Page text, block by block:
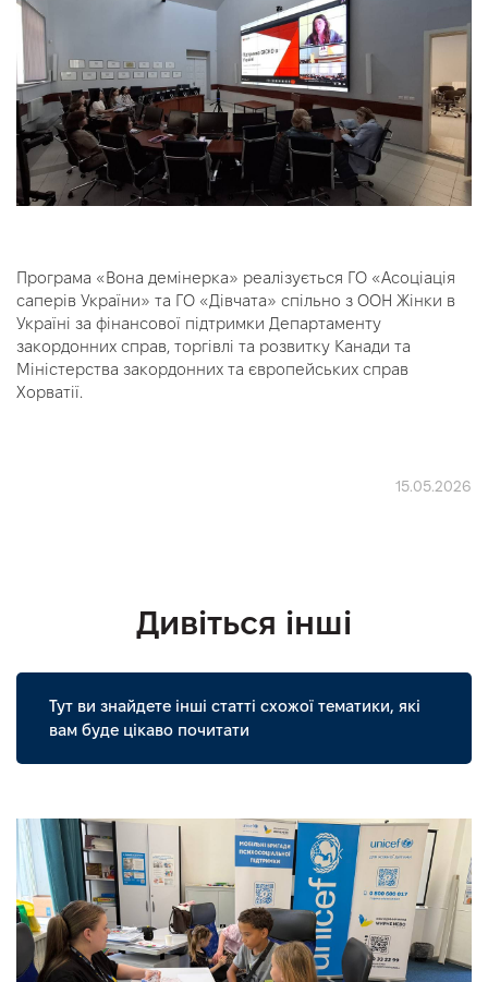
Програма «Вона демінерка» реалізується ГО «Асоціація
саперів України» та ГО «Дівчата» спільно з ООН Жінки в
Україні за фінансової підтримки Департаменту
закордонних справ, торгівлі та розвитку Канади та
Міністерства закордонних та європейських справ
Хорватії.
15.05.2026
Дивіться інші
Тут ви знайдете інші статті схожої тематики, які
вам буде цікаво почитати